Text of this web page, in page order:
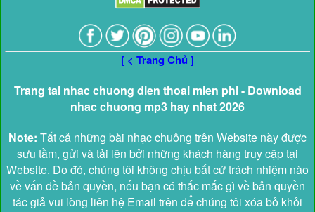
[ < Trang Chủ ]
Trang tai nhac chuong dien thoai mien phi - Download
nhac chuong mp3 hay nhat 2026
Note: Tất cả những bài nhạc chuông trên Website này được
sưu tầm, gửi và tải lên bởi những khách hàng truy cập tại
Website. Do đó, chúng tôi không chịu bất cứ trách nhiệm nào
về vấn đề bản quyền, nếu bạn có thắc mắc gì về bản quyền
tác giả vui lòng liên hệ Email trên để chúng tôi xóa bỏ khỏi